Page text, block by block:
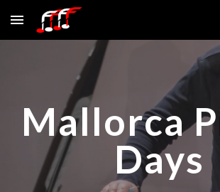
Skip to main content
Mallorca
Days